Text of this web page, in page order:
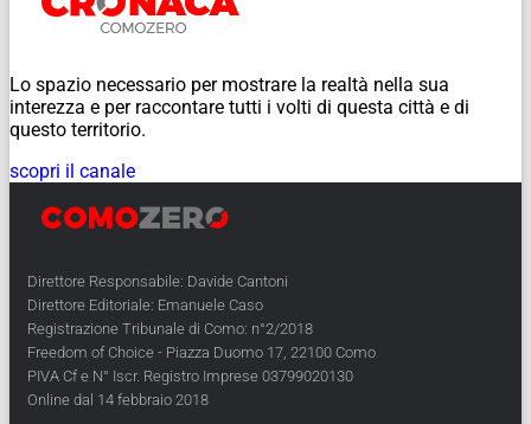
Lo spazio necessario per mostrare la realtà nella sua
interezza e per raccontare tutti i volti di questa città e di
questo territorio.
scopri il canale
Direttore Responsabile: Davide Cantoni
Direttore Editoriale: Emanuele Caso
Registrazione Tribunale di Como: n°2/2018
Freedom of Choice - Piazza Duomo 17, 22100 Como
PIVA Cf e N° Iscr. Registro Imprese 03799020130
Online dal 14 febbraio 2018